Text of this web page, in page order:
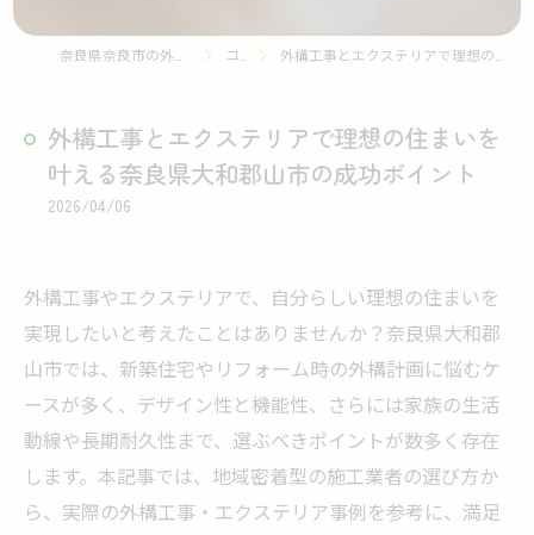
コラム 外構工事とエクステリアで理想の住まいを叶える奈良県大和郡山市の成功ポイント
外構工事とエクステリアで理想の住まいを
叶える奈良県大和郡山市の成功ポイント
2026/04/06
外構工事やエクステリアで、自分らしい理想の住まいを
実現したいと考えたことはありませんか？奈良県大和郡
山市では、新築住宅やリフォーム時の外構計画に悩むケ
ースが多く、デザイン性と機能性、さらには家族の生活
動線や長期耐久性まで、選ぶべきポイントが数多く存在
します。本記事では、地域密着型の施工業者の選び方か
ら、実際の外構工事・エクステリア事例を参考に、満足